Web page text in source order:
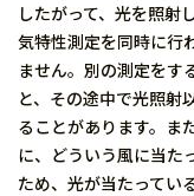
したがって、光を照射
気特性測定を同時に行
ません。別の測定をす
と、その途中で光照射
ることがあります。ま
に、どういう風に当た
ため、光が当たってい